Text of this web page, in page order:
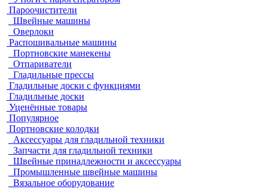
Пароочистители
Швейные машины
Оверлоки
Распошивальные машины
Портновские манекены
Отпариватели
Гладильные прессы
Гладильные доски с функциями
Гладильные доски
Уценённые товары
Популярное
Портновские колодки
Аксессуары для гладильной техники
Запчасти для гладильной техники
Швейные принадлежности и аксессуары
Промышленные швейные машины
Вязальное оборудование